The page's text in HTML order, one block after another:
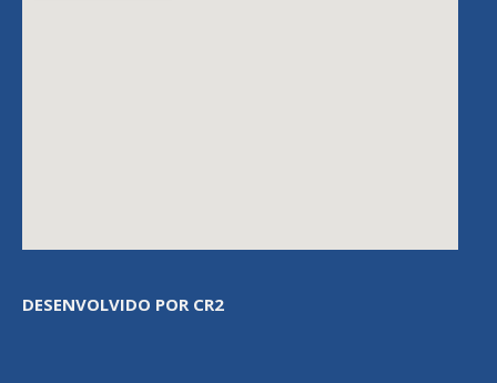
DESENVOLVIDO POR CR2